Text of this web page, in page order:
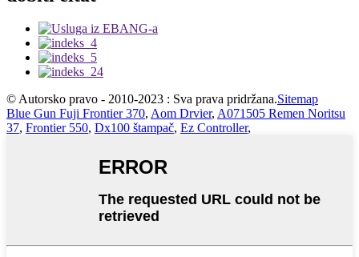
© Autorsko pravo - 2010-2023 : Sva prava pridržana.Sitemap
Blue Gun Fuji Frontier 370, Aom Drvier, A071505 Remen Noritsu
37, Frontier 550, Dx100 štampač, Ez Controller,